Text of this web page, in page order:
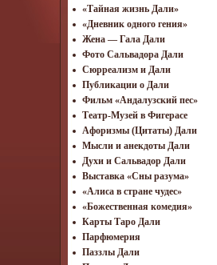
«Тайная жизнь Дали»
«Дневник одного гения»
Жена — Гала Дали
Фото Сальвадора Дали
Cюрреализм и Дали
Публикации о Дали
Фильм «Андалузский пес»
Театр-Музей в Фигерасе
Афоризмы (Цитаты) Дали
Мысли и анекдоты Дали
Духи и Сальвадор Дали
Выставка «Сны разума»
«Алиса в стране чудес»
«Божественная комедия»
Карты Таро Дали
Парфюмерия
Паззлы Дали